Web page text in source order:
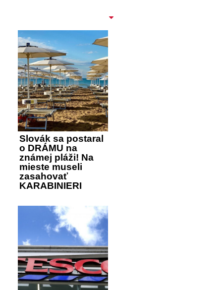
Slovák sa postaral
o DRÁMU na
známej pláži! Na
mieste museli
zasahovať
KARABINIERI